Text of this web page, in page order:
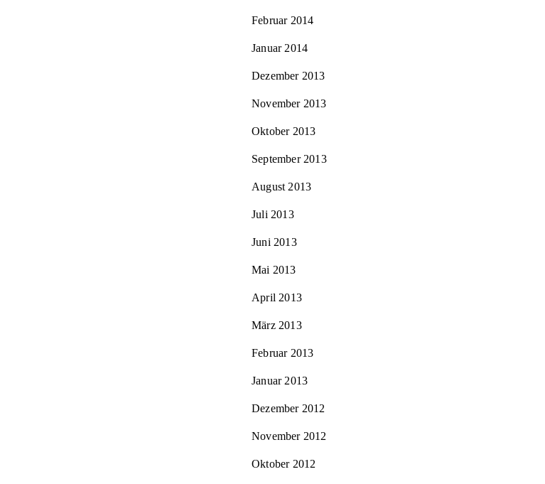
Februar 2014
Januar 2014
Dezember 2013
November 2013
Oktober 2013
September 2013
August 2013
Juli 2013
Juni 2013
Mai 2013
April 2013
März 2013
Februar 2013
Januar 2013
Dezember 2012
November 2012
Oktober 2012